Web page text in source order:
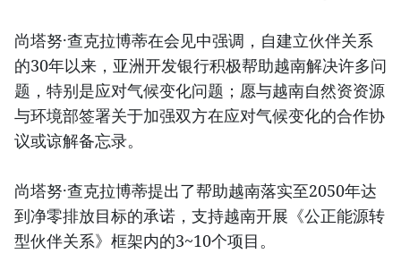
尚塔努·查克拉博蒂在会见中强调，自建立伙伴关系
的30年以来，亚洲开发银行积极帮助越南解决许多问
题，特别是应对气候变化问题；愿与越南自然资资源
与环境部签署关于加强双方在应对气候变化的合作协
议或谅解备忘录。
尚塔努·查克拉博蒂提出了帮助越南落实至2050年达
到净零排放目标的承诺，支持越南开展《公正能源转
型伙伴关系》框架内的3~10个项目。